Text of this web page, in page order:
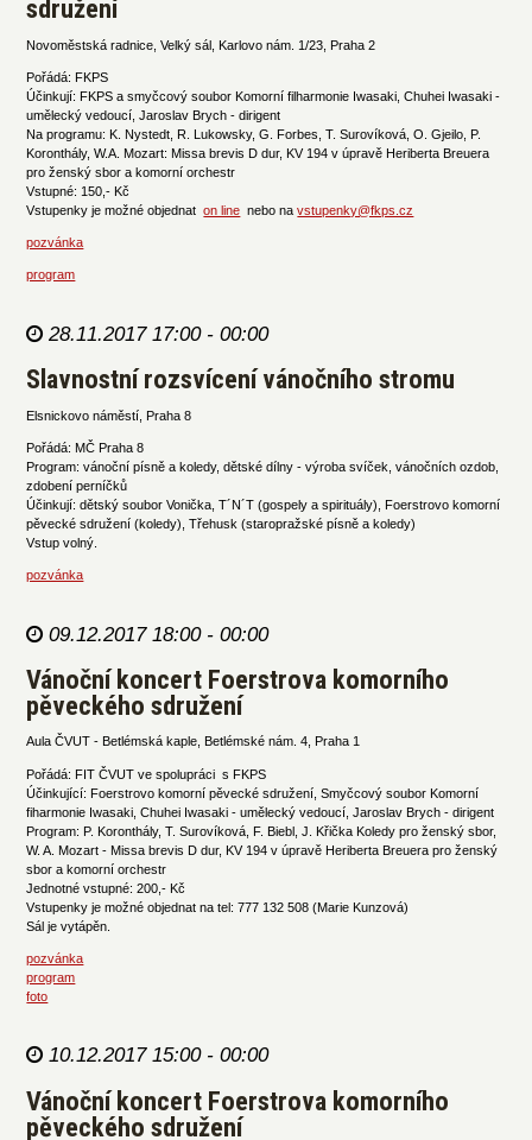
sdružení
Novoměstská radnice, Velký sál, Karlovo nám. 1/23, Praha 2
Pořádá: FKPS
Účinkují: FKPS a smyčcový soubor Komorní filharmonie Iwasaki, Chuhei Iwasaki -
umělecký vedoucí, Jaroslav Brych - dirigent
Na programu: K. Nystedt, R. Lukowsky, G. Forbes, T. Surovíková, O. Gjeilo, P.
Koronthály, W.A. Mozart: Missa brevis D dur, KV 194 v úpravě Heriberta Breuera
pro ženský sbor a komorní orchestr
Vstupné: 150,- Kč
Vstupenky je možné objednaton line nebo navstupenky@fkps.cz
pozvánka
program
28.11.2017 17:00 - 00:00
Slavnostní rozsvícení vánočního stromu
Elsnickovo náměstí, Praha 8
Pořádá: MČ Praha 8
Program: vánoční písně a koledy, dětské dílny - výroba svíček, vánočních ozdob,
zdobení perníčků
Účinkují: dětský soubor Vonička, T´N´T (gospely a spirituály), Foerstrovo komorní
pěvecké sdružení (koledy), Třehusk (staropražské písně a koledy)
Vstup volný.
pozvánka
09.12.2017 18:00 - 00:00
Vánoční koncert Foerstrova komorního
pěveckého sdružení
Aula ČVUT - Betlémská kaple, Betlémské nám. 4, Praha 1
Pořádá: FIT ČVUT ve spolupráci s FKPS
Účinkující: Foerstrovo komorní pěvecké sdružení, Smyčcový soubor Komorní
fiharmonie Iwasaki, Chuhei Iwasaki - umělecký vedoucí, Jaroslav Brych - dirigent
Program: P. Koronthály, T. Surovíková, F. Biebl, J. Křička Koledy pro ženský sbor,
W. A. Mozart - Missa brevis D dur, KV 194 v úpravě Heriberta Breuera pro ženský
sbor a komorní orchestr
Jednotné vstupné: 200,- Kč
Vstupenky je možné objednat na tel: 777 132 508 (Marie Kunzová)
Sál je vytápěn.
pozvánka
program
foto
10.12.2017 15:00 - 00:00
Vánoční koncert Foerstrova komorního
pěveckého sdružení